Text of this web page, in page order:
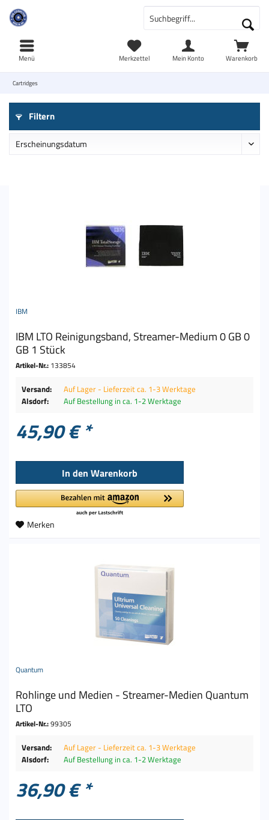
Warenkorb
Merkzettel Mein Konto
Menü
Cartridges
Filtern
IBM
IBM LTO Reinigungsband, Streamer-Medium 0 GB 0
GB 1 Stück
Artikel-Nr.: 133854
Versand:
Auf Lager - Lieferzeit ca. 1-3 Werktage
Alsdorf:
Auf Bestellung in ca. 1-2 Werktage
45,90 € *
In den Warenkorb
Merken
Quantum
Rohlinge und Medien - Streamer-Medien Quantum
LTO
Artikel-Nr.:99305
Versand:
Auf Lager - Lieferzeit ca. 1-3 Werktage
Alsdorf:
Auf Bestellung in ca. 1-2 Werktage
36,90 € *